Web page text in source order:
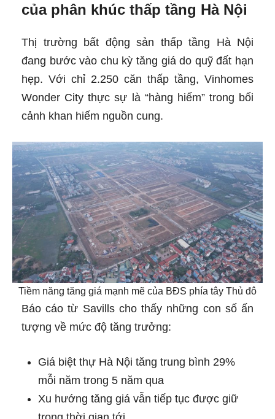
của phân khúc thấp tầng Hà Nội
Thị trường bất động sản thấp tầng Hà Nội
đang bước vào chu kỳ tăng giá do quỹ đất hạn
hẹp. Với chỉ 2.250 căn thấp tầng, Vinhomes
Wonder City thực sự là “hàng hiếm” trong bối
cảnh khan hiếm nguồn cung.
Tiềm năng tăng giá mạnh mẽ của BĐS phía tây Thủ đô
Báo cáo từ Savills cho thấy những con số ấn
tượng về mức độ tăng trưởng:
Giá biệt thự Hà Nội tăng trung bình 29%
mỗi năm trong 5 năm qua
Xu hướng tăng giá vẫn tiếp tục được giữ